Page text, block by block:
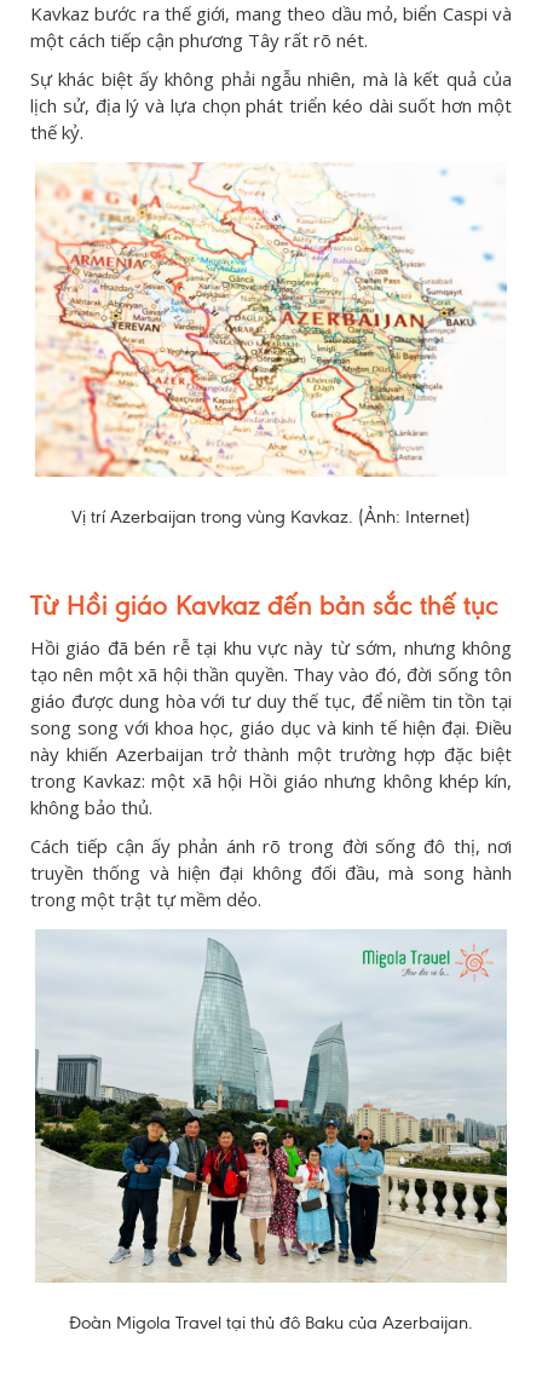
Kavkaz bước ra thế giới, mang theo dầu mỏ, biển Caspi và
một cách tiếp cận phương Tây rất rõ nét.
Sự khác biệt ấy không phải ngẫu nhiên, mà là kết quả của
lịch sử, địa lý và lựa chọn phát triển kéo dài suốt hơn một
thế kỷ.
Vị trí Azerbaijan trong vùng Kavkaz. (Ảnh: Internet)
Từ Hồi giáo Kavkaz đến bản sắc thế tục
Hồi giáo đã bén rễ tại khu vực này từ sớm, nhưng không
tạo nên một xã hội thần quyền. Thay vào đó, đời sống tôn
giáo được dung hòa với tư duy thế tục, để niềm tin tồn tại
song song với khoa học, giáo dục và kinh tế hiện đại. Điều
này khiến Azerbaijan trở thành một trường hợp đặc biệt
trong Kavkaz: một xã hội Hồi giáo nhưng không khép kín,
không bảo thủ.
Cách tiếp cận ấy phản ánh rõ trong đời sống đô thị, nơi
truyền thống và hiện đại không đối đầu, mà song hành
trong một trật tự mềm dẻo.
Đoàn Migola Travel tại thủ đô Baku của Azerbaijan.